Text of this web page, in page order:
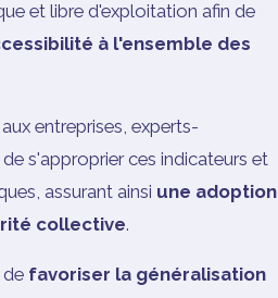
et libre d'exploitation afin de
à l'ensemble des
entreprises, experts-
s'approprier ces indicateurs et
assurant ainsi une adoption
collective.
favoriser la généralisation